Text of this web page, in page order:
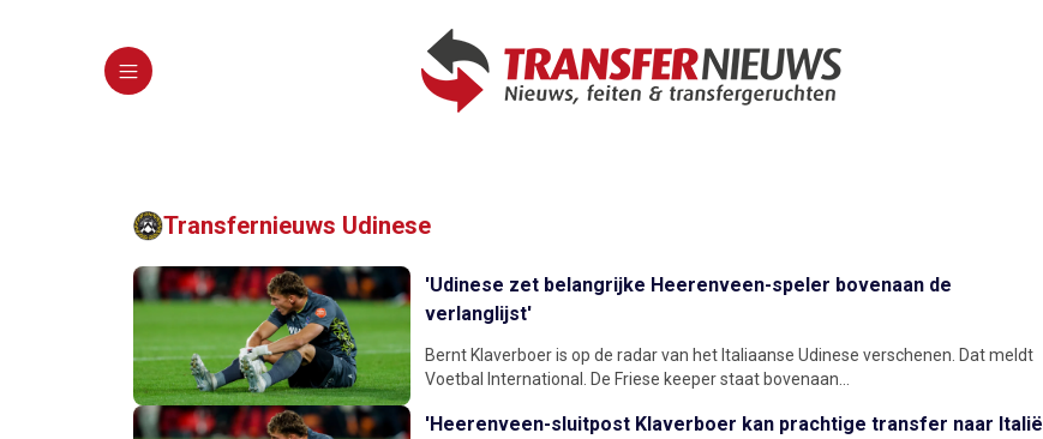
Transfernieuws Udinese
'Udinese zet belangrijke Heerenveen-speler bovenaan de
verlanglijst'
Bernt Klaverboer is op de radar van het Italiaanse Udinese verschenen. Dat meldt
Voetbal International. De Friese keeper staat bovenaan...
'Heerenveen-sluitpost Klaverboer kan prachtige transfer naar Italië